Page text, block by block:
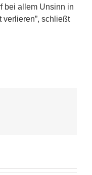
bei allem Unsinn in
verlieren”, schließt